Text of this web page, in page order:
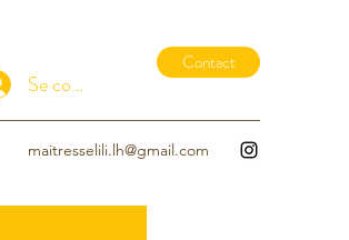
Contact
maitresselili.lh@gmail.com
Se connecter